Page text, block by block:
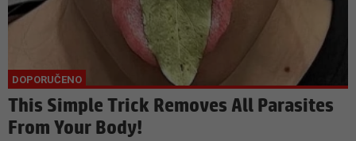
This Simple Trick Removes All Parasites
From Your Body!